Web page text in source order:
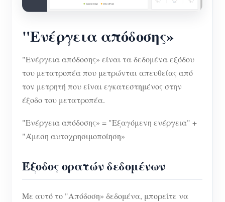
"Ενέργεια απόδοσης»
"Ενέργεια απόδοσης» είναι τα δεδομένα εξόδου
του μετατροπέα που μετρώνται απευθείας από
τον μετρητή που είναι εγκατεστημένος στην
έξοδο του μετατροπέα.
"Ενέργεια απόδοσης» = "Εξαγόμενη ενέργεια" +
"Άμεση αυτοχρησιμοποίηση»
Έξοδος ορατών δεδομένων
Με αυτό το "Απόδοση» δεδομένα, μπορείτε να